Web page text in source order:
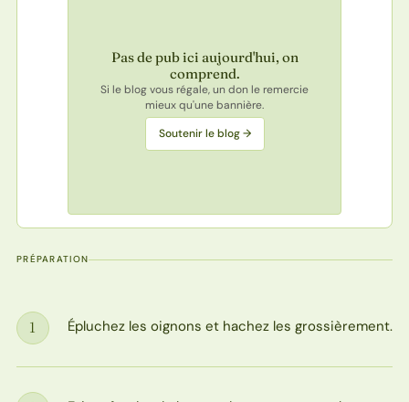
Pas de pub ici aujourd'hui, on
comprend.
Si le blog vous régale, un don le remercie
mieux qu'une bannière.
Soutenir le blog →
PRÉPARATION
Étape
1 Épluchez les oignons et hachez les grossièrement.